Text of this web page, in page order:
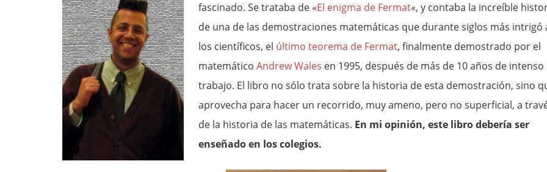
fascinado. Se trataba de «El enigma de Fermat«, y contaba la increíble
de una de las demostraciones matemáticas que durante siglos más intrigó
los científicos, el último teorema de Fermat, finalmente demostrado por el
matemático Andrew Wales en 1995, después de más de 10 años de intenso
trabajo. El libro no sólo trata sobre la historia de esta demostración, sino
aprovecha para hacer un recorrido, muy ameno, pero no superficial, a
de la historia de las matemáticas. En mi opinión, este libro debería ser
enseñado en los colegios.